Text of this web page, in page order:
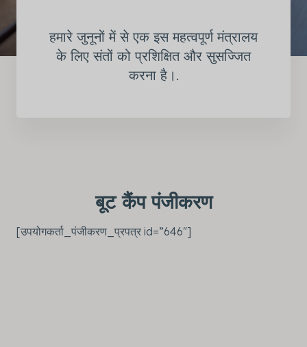
हमारे जुनूनों में से एक इस महत्वपूर्ण मंत्रालय
के लिए संतों को प्रशिक्षित और सुसज्जित
करना है।.
बूट कैंप पंजीकरण
[उपयोगकर्ता_पंजीकरण_प्रपत्र id=”646″]